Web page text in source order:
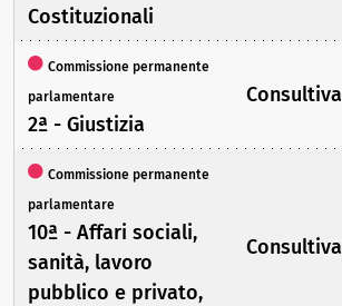
Costituzionali
Commissione permanente
parlamentare
2ª - Giustizia
Consultiva
Commissione permanente
parlamentare
10ª - Affari sociali,
sanità, lavoro
pubblico e privato,
Consultiva